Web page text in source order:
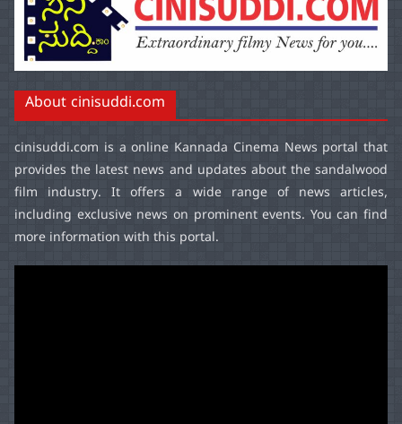
About cinisuddi.com
cinisuddi.com is a online Kannada Cinema News portal that
provides the latest news and updates about the sandalwood
film industry. It offers a wide range of news articles,
including exclusive news on prominent events. You can find
more information with this portal.